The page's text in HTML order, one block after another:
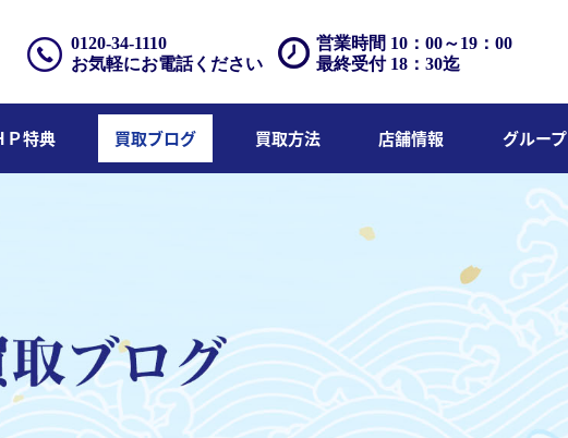
営業時間 10：00～19：00
最終受付 18：30迄
0120-34-1110
お気軽にお電話ください
Ｐ特典 買取ブログ 買取方法 店舗情報 グループ